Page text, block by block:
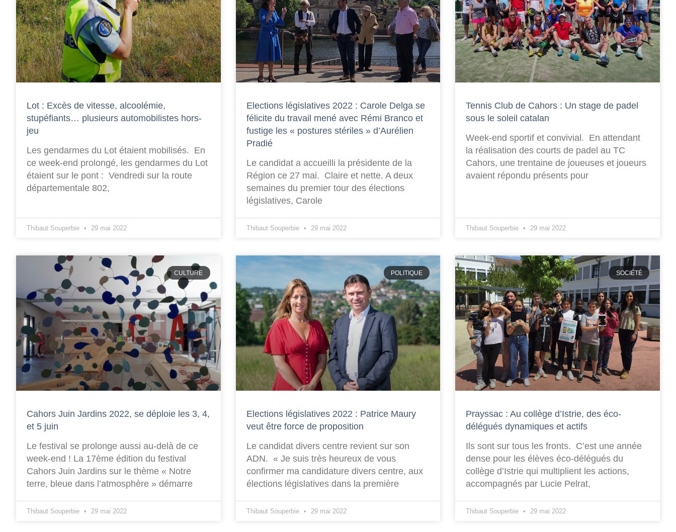
Lot : Excès de vitesse, alcoolémie,
stupéfiants… plusieurs automobilistes hors-
jeu
Les gendarmes du Lot étaient mobilisés. En
ce week-end prolongé, les gendarmes du Lot
étaient sur le pont : Vendredi sur la route
départementale 802,
Thibaut Souperbie 29 mai 2022
Elections législatives 2022 : Carole Delga se
félicite du travail mené avec Rémi Branco et
fustige les « postures stériles » d’Aurélien
Pradié
Le candidat a accueilli la présidente de la
Région ce 27 mai. Claire et nette. A deux
semaines du premier tour des élections
législatives, Carole
Thibaut Souperbie 29 mai 2022
Tennis Club de Cahors : Un stage de padel
sous le soleil catalan
Week-end sportif et convivial. En attendant
la réalisation des courts de padel au TC
Cahors, une trentaine de joueuses et joueurs
avaient répondu présents pour
Thibaut Souperbie 29 mai 2022
CULTURE
Cahors Juin Jardins 2022, se déploie les 3, 4,
et 5 juin
Le festival se prolonge aussi au-delà de ce
week-end ! La 17ème édition du festival
Cahors Juin Jardins sur le thème « Notre
terre, bleue dans l’atmosphère » démarre
Thibaut Souperbie 29 mai 2022
POLITIQUE
Elections législatives 2022 : Patrice Maury
veut être force de proposition
Le candidat divers centre revient sur son
ADN. « Je suis très heureux de vous
confirmer ma candidature divers centre, aux
élections législatives dans la première
Thibaut Souperbie 29 mai 2022
SOCIÉTÉ
Prayssac : Au collège d’Istrie, des éco-
délégués dynamiques et actifs
Ils sont sur tous les fronts. C’est une année
dense pour les élèves éco-délégués du
collège d’Istrie qui multiplient les actions,
accompagnés par Lucie Pelrat,
Thibaut Souperbie 29 mai 2022